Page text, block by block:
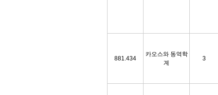
881.434
카오스와 동역학
계
3